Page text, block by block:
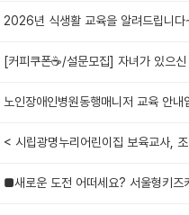
2026년 식생활 교육을 알려드립니다
[커피쿠폰☕️/설문모집] 자녀가 있으
노인장애인병원동행매니저 교육 안내
< 시립광명누리어린이집 보육교사,
■새로운 도전 어떠세요? 서울형키즈